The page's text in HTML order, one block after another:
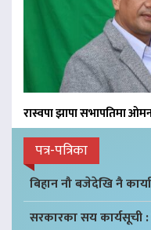
रास्वपा झापा सभापतिमा
पत्र-पत्रिका
बिहान नौ बजेदेखि नै
सरकारका सय कार्यसूची :